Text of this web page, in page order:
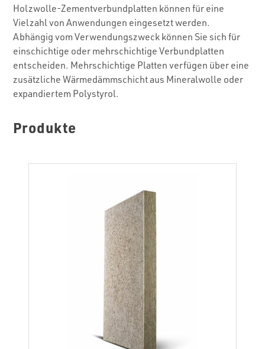
Holzwolle-Zementverbundplatten können für eine
Vielzahl von Anwendungen eingesetzt werden.
Abhängig vom Verwendungszweck können Sie sich für
einschichtige oder mehrschichtige Verbundplatten
entscheiden. Mehrschichtige Platten verfügen über eine
zusätzliche Wärmedämmschicht aus Mineralwolle oder
expandiertem Polystyrol.
Produkte